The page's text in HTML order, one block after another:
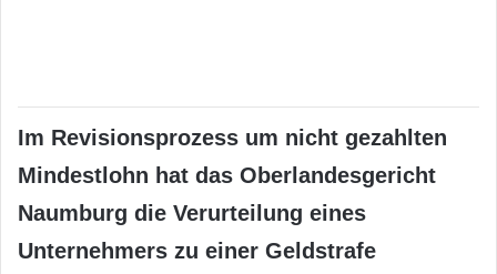
Im Revisionsprozess um nicht gezahlten
Mindestlohn hat das Oberlandesgericht
Naumburg die Verurteilung eines
Unternehmers zu einer Geldstrafe